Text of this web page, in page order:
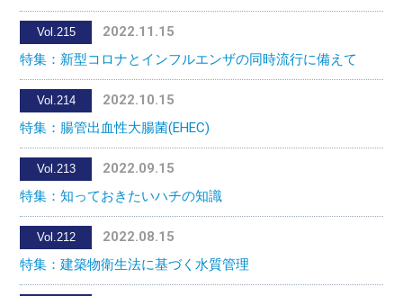
Vol.215
2022.11.15
特集：新型コロナとインフルエンザの同時流行に備えて
Vol.214
2022.10.15
特集：腸管出血性大腸菌(EHEC)
Vol.213
2022.09.15
特集：知っておきたいハチの知識
Vol.212
2022.08.15
特集：建築物衛生法に基づく水質管理